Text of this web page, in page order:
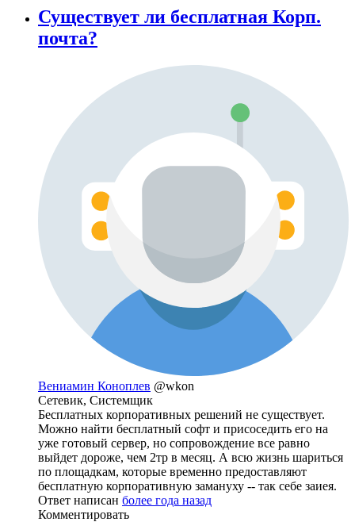
Существует ли бесплатная Корп.
почта?
Вениамин Коноплев @wkon
Сетевик, Системщик
Бесплатных корпоративных решений не существует.
Можно найти бесплатный софт и присоседить его на
уже готовый сервер, но сопровождение все равно
выйдет дороже, чем 2тр в месяц. А всю жизнь шариться
по площадкам, которые временно предоставляют
бесплатную корпоративную замануху -- так себе заиея.
Ответ написан более года назад
Комментировать